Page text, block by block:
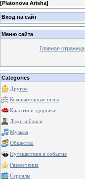
[Platonova Arisha]
Вход на сайт
Меню сайта
Главная страница
Categories
Другое
Компьютерные игры
Красота и здоровье
Люди и блоги
Музыка
Общество
Путешествия и события
Развлечения
Сериалы